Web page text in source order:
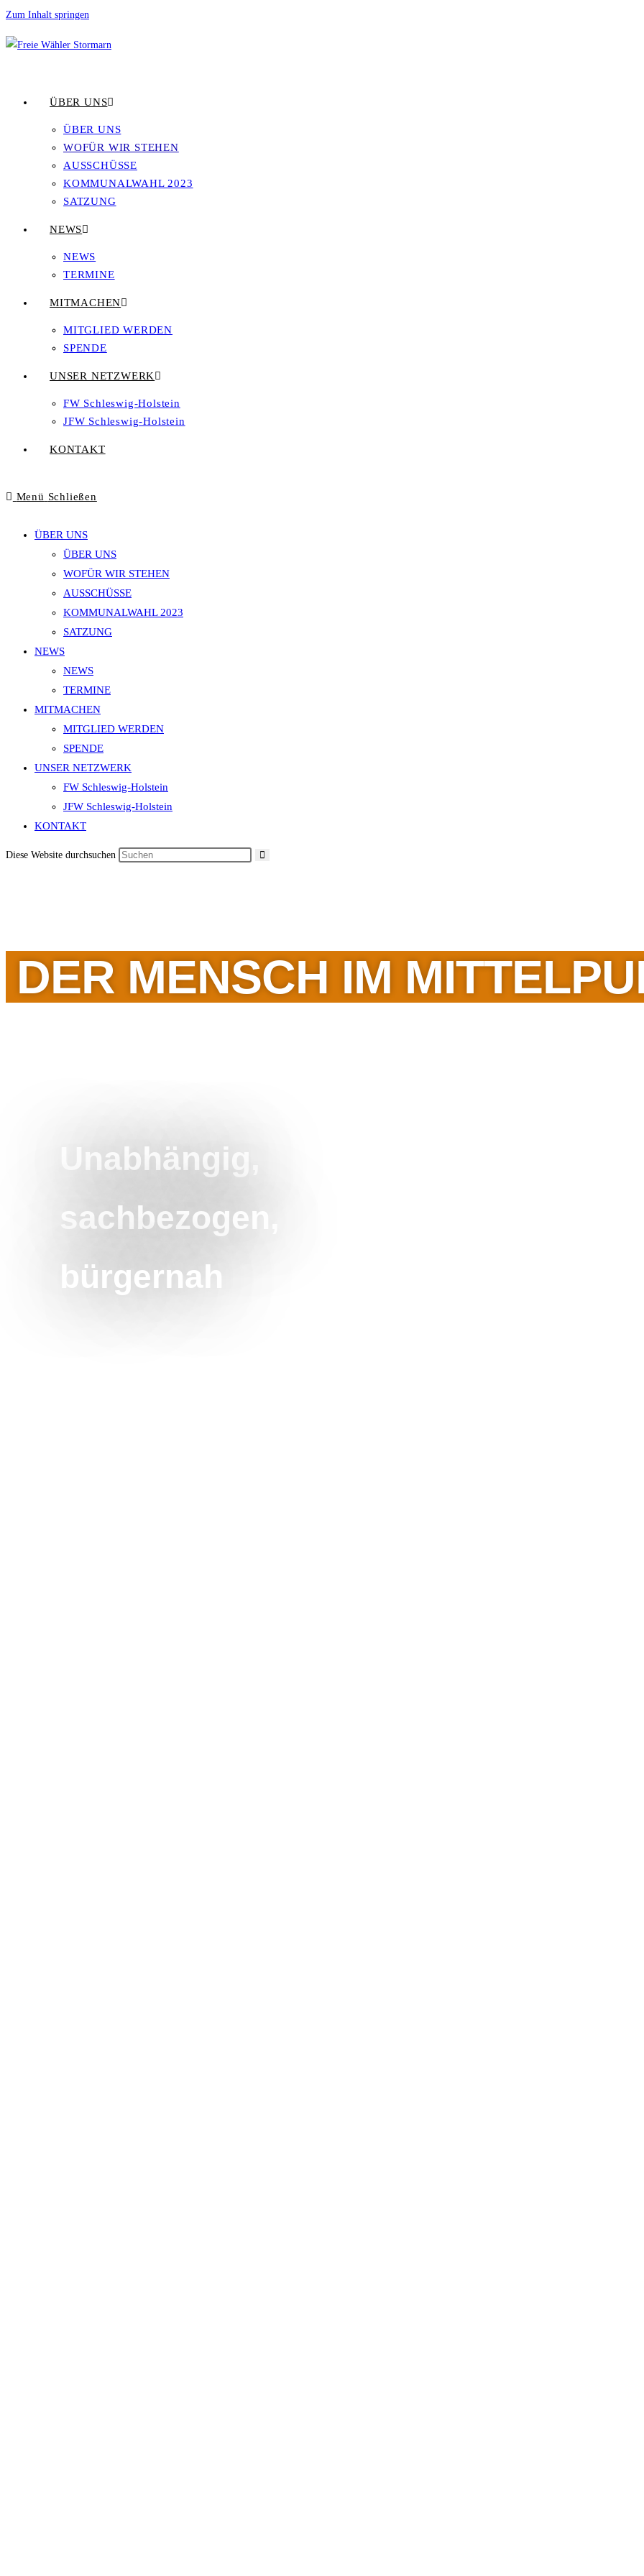
Zum Inhalt springen
ÜBER UNS
ÜBER UNS
WOFÜR WIR STEHEN
AUSSCHÜSSE
KOMMUNALWAHL 2023
SATZUNG
NEWS
NEWS
TERMINE
MITMACHEN
MITGLIED WERDEN
SPENDE
UNSER NETZWERK
FW Schleswig-Holstein
JFW Schleswig-Holstein
KONTAKT
Menü Schließen
ÜBER UNS
ÜBER UNS
WOFÜR WIR STEHEN
AUSSCHÜSSE
KOMMUNALWAHL 2023
SATZUNG
NEWS
NEWS
TERMINE
MITMACHEN
MITGLIED WERDEN
SPENDE
UNSER NETZWERK
FW Schleswig-Holstein
JFW Schleswig-Holstein
KONTAKT
Diese Website durchsuchen
DER MENSCH IM
Unabhängig,
sachbezogen,
bürgernah